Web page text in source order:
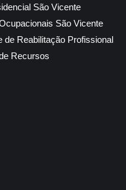
São Vicente
São Vicente
de Reabilitação Profissional
Recursos